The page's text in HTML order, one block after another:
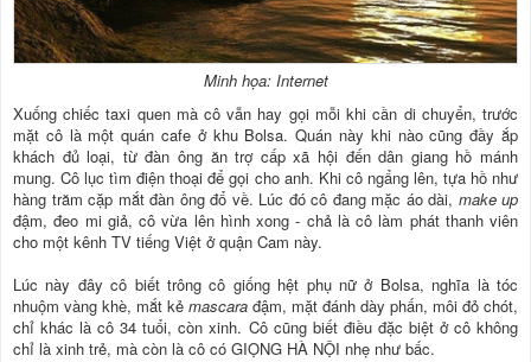
Minh họa: Internet
Xuống chiếc taxi quen mà cô vẫn hay gọi mỗi khi cần di chuyển, trước
mặt cô là một quán cafe ở khu Bolsa. Quán này khi nào cũng đầy ắp
khách đủ loại, từ đàn ông ăn trợ cấp xã hội đến dân giang hồ mánh
mung. Cô lục tìm điện thoại để gọi cho anh. Khi cô ngẩng lên, tựa hồ như
hàng trăm cặp mắt đàn ông đổ về. Lúc đó cô đang mặc áo dài, make up
đậm, đeo mi giả, cô vừa lên hình xong - chả là cô làm phát thanh viên
cho một kênh TV tiếng Việt ở quận Cam này.
Lúc này đây cô biết trông cô giống hệt phụ nữ ở Bolsa, nghĩa là tóc
nhuộm vàng khè, mắt kẻ mascara đậm, mặt đánh dày phấn, môi đỏ chót,
chỉ khác là cô 34 tuổi, còn xinh. Cô cũng biết điều đặc biệt ở cô không
chỉ là xinh trẻ, mà còn là cô có GIỌNG HÀ NỘI nhẹ như bấc.